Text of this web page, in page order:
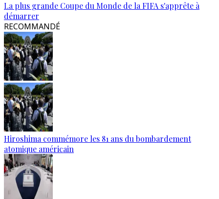
La plus grande Coupe du Monde de la FIFA s'apprête à
démarrer
RECOMMANDÉ
Hiroshima commémore les 81 ans du bombardement
atomique américain